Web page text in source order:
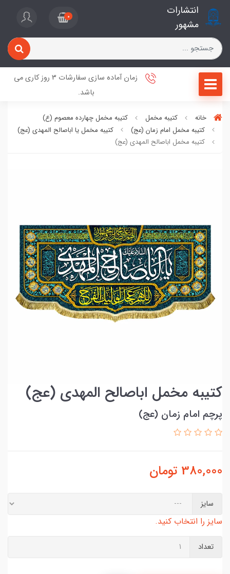
انتشارات
مشهور
0
زمان آماده سازی سفارشات 3 روز کاری می
باشد.
خانه کتیبه مخمل
کتیبه مخمل چهارده معصوم (ع)
کتیبه مخمل امام زمان (عج)
کتیبه مخمل یا اباصالح المهدی (عج)
کتیبه مخمل اباصالح المهدی (عج)
کتیبه مخمل اباصالح المهدی (عج)
پرچم امام زمان (عج)
380,000 تومان
سایز
سایز را انتخاب کنید.
تعداد